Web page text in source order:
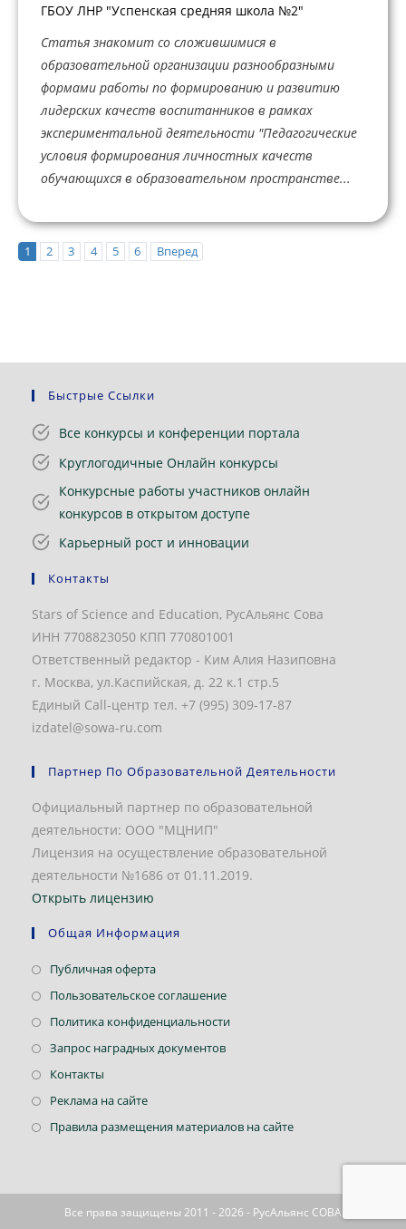
ГБОУ ЛНР "Успенская средняя школа №2"
Статья знакомит со сложившимися в
образовательной организации разнообразными
формами работы по формированию и развитию
лидерских качеств воспитанников в рамках
экспериментальной деятельности "Педагогические
условия формирования личностных качеств
обучающихся в образовательном пространстве...
1 2 3 4 5 6 Вперед
Быстрые Ссылки
Все конкурсы и конференции портала
Круглогодичные Онлайн конкурсы
Конкурсные работы участников онлайн
конкурсов в открытом доступе
Карьерный рост и инновации
Контакты
Stars of Science and Education, РусАльянс Сова
ИНН 7708823050 КПП 770801001
Ответственный редактор - Ким Алия Назиповна
г. Москва, ул.Каспийская, д. 22 к.1 стр.5
Единый Call-центр тел. +7 (995) 309-17-87
izdatel@sowa-ru.com
Партнер По Образовательной Деятельности
Официальный партнер по образовательной
деятельности: ООО "МЦНИП"
Лицензия на осуществление образовательной
деятельности №1686 от 01.11.2019.
Открыть лицензию
Общая Информация
Публичная офертаОткроется
в
Пользовательское соглашениеОткроется
в
Политика конфиденциальностиОткроется
Запрос наградных документовОткроется
Контакты
в
Реклама на сайтеОткроется
в
Правила размещения материалов на сайтеОткроется
вкладке
Все права защищены 2011 - 2026 - РусАльянс СОВА